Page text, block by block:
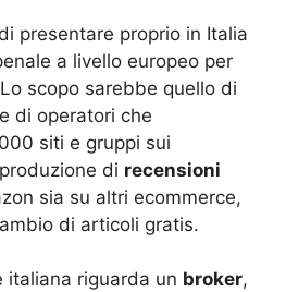
presentare proprio in Italia
a livello europeo per
scopo sarebbe quello di
di operatori che
siti e gruppi sui
di recensioni
sia su altri ecommerce,
di articoli gratis.
italiana riguarda un broker,